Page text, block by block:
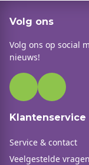
Volg ons
Volg ons op social
nieuws!
Klantenservice
Service & contact
Veelgestelde vragen